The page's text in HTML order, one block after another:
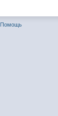
Помощь